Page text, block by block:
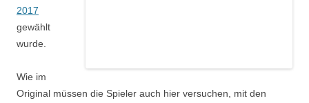
2017
gewählt
wurde.
Wie im
Original müssen die Spieler auch hier versuchen, mit den